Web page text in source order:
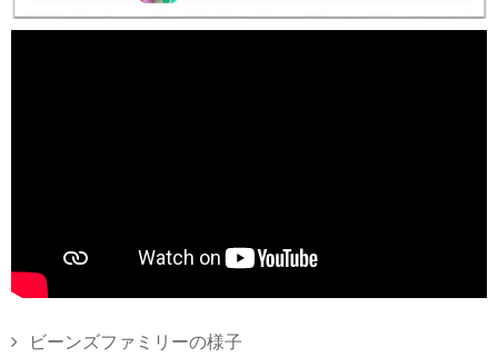
ビーンズファミリーの様子